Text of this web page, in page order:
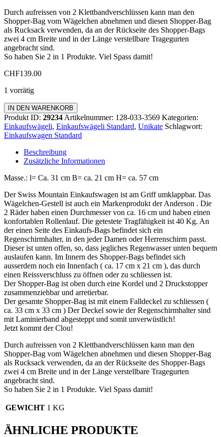
Durch aufreissen von 2 Klettbandverschlüssen kann man den
Shopper-Bag vom Wägelchen abnehmen und diesen Shopper-Bag
als Rucksack verwenden, da an der Rückseite des Shopper-Bags
zwei 4 cm Breite und in der Länge verstellbare Tragegurten
angebracht sind.
So haben Sie 2 in 1 Produkte. Viel Spass damit!
CHF139.00
1 vorrätig
Einkaufswagen
Standard
Menge
IN DEN WARENKORB
Produkt ID: 29234 Artikelnummer: 128-033-3569 Kategorien:
Einkaufswägeli, Einkaufswägeli Standard, Unikate Schlagwort:
Einkaufswagen Standard
Beschreibung
Zusätzliche Informationen
Masse.: l= Ca. 31 cm B= ca. 21 cm H= ca. 57 cm
Der Swiss Mountain Einkaufswagen ist am Griff umklappbar. Das
Wägelchen-Gestell ist auch ein Markenprodukt der Anderson . Die
2 Räder haben einen Durchmesser von ca. 16 cm und haben einen
konfortablen Rollenlauf. Die getestete Tragfähigkeit ist 40 Kg. An
der einen Seite des Einkaufs-Bags befindet sich ein
Regenschirmhalter, in den jeder Damen oder Herrenschirm passt.
Dieser ist unten offen, so, dass jegliches Regenwasser unten bequem
auslaufen kann. Im Innern des Shopper-Bags befindet sich
ausserdem noch ein Innenfach ( ca. 17 cm x 21 cm ), das durch
einen Reissverschluss zu öffnen oder zu schliessen ist.
Der Shopper-Bag ist oben durch eine Kordel und 2 Druckstopper
zusammenziehbar und arretierbar.
Der gesamte Shopper-Bag ist mit einem Falldeckel zu schliessen (
ca. 33 cm x 33 cm ) Der Deckel sowie der Regenschirmhalter sind
mit Laminierband abgesteppt und somit unverwüstlich!
Jetzt kommt der Clou!
Durch aufreissen von 2 Klettbandverschlüssen kann man den
Shopper-Bag vom Wägelchen abnehmen und diesen Shopper-Bag
als Rucksack verwenden, da an der Rückseite des Shopper-Bags
zwei 4 cm Breite und in der Länge verstellbare Tragegurten
angebracht sind.
So haben Sie 2 in 1 Produkte. Viel Spass damit!
GEWICHT 1 KG
ÄHNLICHE PRODUKTE